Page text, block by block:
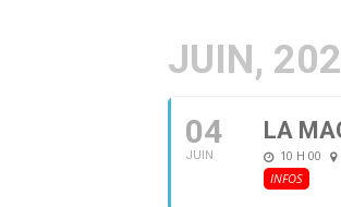
JUIN,
04
JUIN
LA
10 H 00
INFOS